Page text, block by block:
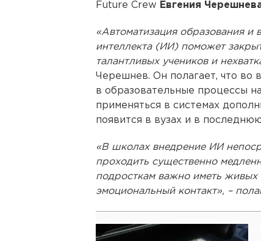
Future Crew Евгения
«Автоматизация образования и
интеллекта (ИИ) поможет
талантливых учеников и
Черешнев. Он полагает, что во
в образовательные процессы
применяться в системах
появится в вузах и в
«В школах внедрение ИИ
проходить существенно
подросткам важно иметь живых
эмоциональный контакт», –